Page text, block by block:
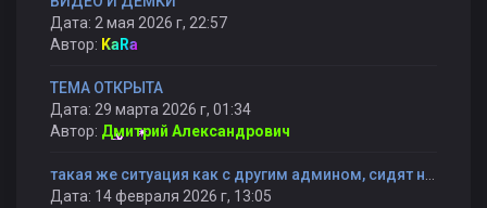
Дата: 2 мая 2026 г, 22:57
Автор: KaRa
ТЕМА ОТКРЫТА
Дата: 29 марта 2026 г, 01:34
Автор: Дмитрий Александрович
Дата: 14 февраля 2026 г, 13:05